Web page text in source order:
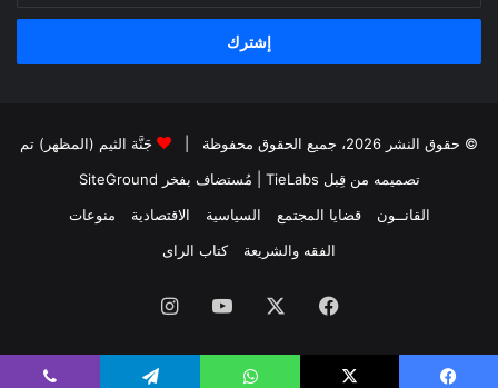
الإلكتروني
© حقوق النشر 2026، جميع الحقوق محفوظة |
جَنَّة الثيم (المظهر) تم
تصميمه من قِبل TieLabs
| مُستضاف بفخر SiteGround
القانــون
قضايا المجتمع السياسية الاقتصادية
منوعات
الفقه والشريعة
كتاب الراى
فيسبوك يوتيوبانستقرام